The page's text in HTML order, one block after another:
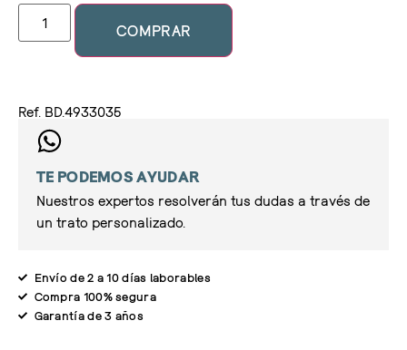
COMPRAR
Ref. BD.4933035
TE PODEMOS AYUDAR
Nuestros expertos resolverán tus dudas a través de
un trato personalizado.
Envío de 2 a 10 días laborables
Compra 100% segura
Garantía de 3 años